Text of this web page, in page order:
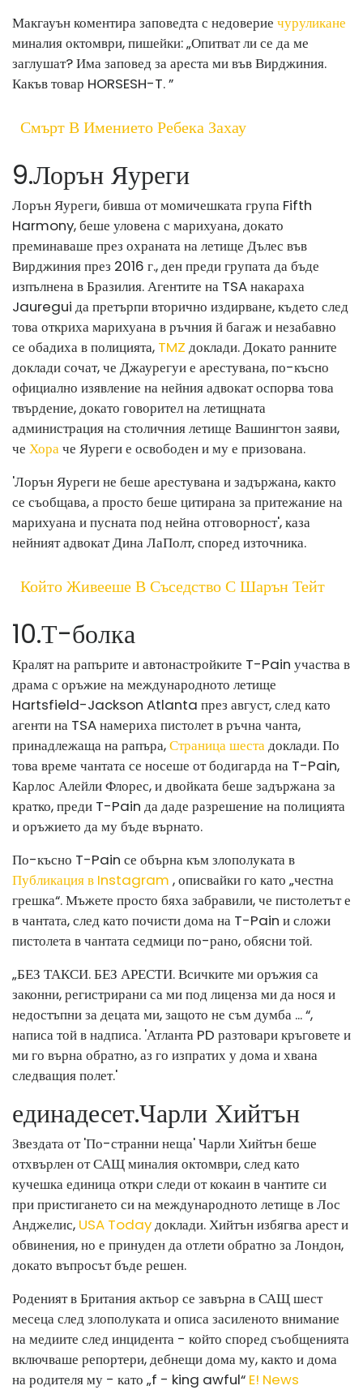
Макгауън коментира заповедта с недоверие чуруликане
миналия октомври, пишейки: „Опитват ли се да ме
заглушат? Има заповед за ареста ми във Вирджиния.
Какъв товар HORSESH-T. ”
Смърт В Имението Ребека Захау
9.Лорън Яуреги
Лорън Яуреги, бивша от момичешката група Fifth
Harmony, беше уловена с марихуана, докато
преминаваше през охраната на летище Дълес във
Вирджиния през 2016 г., ден преди групата да бъде
изпълнена в Бразилия. Агентите на TSA накараха
Jauregui да претърпи вторично издирване, където след
това откриха марихуана в ръчния й багаж и незабавно
се обадиха в полицията, TMZ доклади. Докато ранните
доклади сочат, че Джаурегуи е арестувана, по-късно
официално изявление на нейния адвокат оспорва това
твърдение, докато говорител на летищната
администрация на столичния летище Вашингтон заяви,
че Хораче Яуреги е освободен и му е призована.
'Лорън Яуреги не беше арестувана и задържана, както
се съобщава, а просто беше цитирана за притежание на
марихуана и пусната под нейна отговорност', каза
нейният адвокат Дина ЛаПолт, според източника.
Който Живееше В Съседство С Шарън Тейт
10.Т-болка
Кралят на рапърите и автонастройките T-Pain участва в
драма с оръжие на международното летище
Hartsfield-Jackson Atlanta през август, след като
агенти на TSA намериха пистолет в ръчна чанта,
принадлежаща на рапъра,Страница шестадоклади. По
това време чантата се носеше от бодигарда на T-Pain,
Карлос Алейли Флорес, и двойката беше задържана за
кратко, преди T-Pain да даде разрешение на полицията
и оръжието да му бъде върнато.
По-късно T-Pain се обърна към злополуката в
Публикация в Instagram , описвайки го като „честна
грешка“. Мъжете просто бяха забравили, че пистолетът е
в чантата, след като почисти дома на T-Pain и сложи
пистолета в чантата седмици по-рано, обясни той.
„БЕЗ ТАКСИ. БЕЗ АРЕСТИ. Всичките ми оръжия са
законни, регистрирани са ми под лиценза ми да нося и
недостъпни за децата ми, защото не съм думба ... “,
написа той в надписа. 'Атланта PD разтовари кръговете и
ми го върна обратно, аз го изпратих у дома и хвана
следващия полет.'
единадесет.Чарли Хийтън
Звездата от 'По-странни неща' Чарли Хийтън беше
отхвърлен от САЩ миналия октомври, след като
кучешка единица откри следи от кокаин в чантите си
при пристигането си на международното летище в Лос
Анджелис, USA Todayдоклади. Хийтън избягва арест и
обвинения, но е принуден да отлети обратно за Лондон,
докато въпросът бъде решен.
Роденият в Британия актьор се завърна в САЩ шест
месеца след злополуката и описа засиленото внимание
на медиите след инцидента - който според съобщенията
включваше репортери, дебнещи дома му, както и дома
на родителя му - като „f - king awful“ E! News